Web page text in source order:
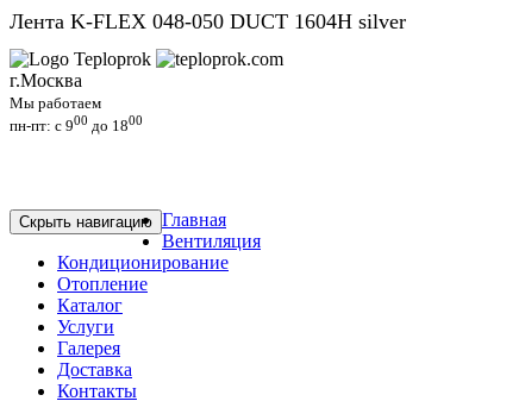
Лента K-FLEX 048-050 DUCT 1604H silver
г.Москва
Мы работаем
пн-пт: c 900 до 1800
Скрыть навигацию Главная
Вентиляция
Кондиционирование
Отопление
Каталог
Услуги
Галерея
Доставка
Контакты